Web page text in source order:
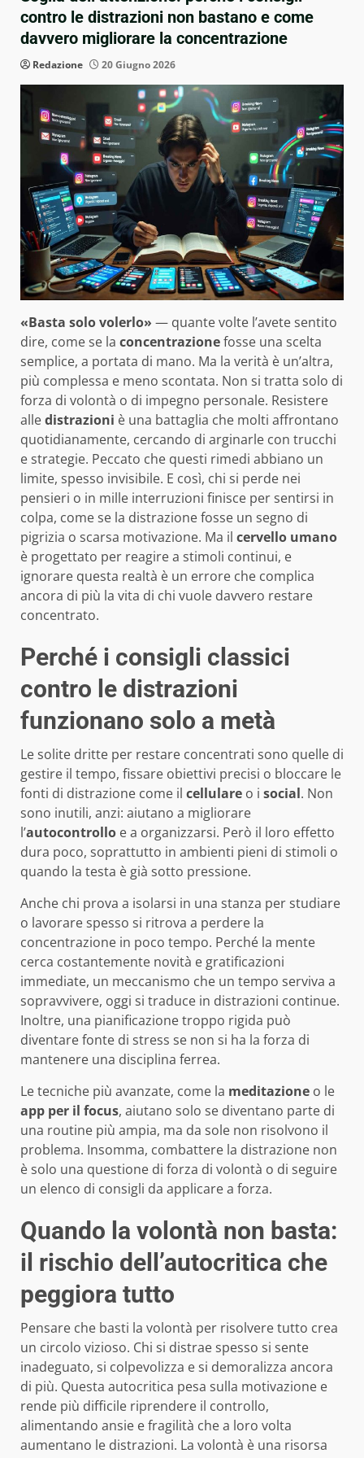
contro le distrazioni non bastano e come
davvero migliorare la concentrazione
Redazione 20 Giugno 2026
«Basta solo volerlo» — quante volte l’avete sentito
dire, come se la concentrazionefosse una scelta
semplice, a portata di mano. Ma la verità è un’altra,
più complessa e meno scontata. Non si tratta solo di
forza di volontà o di impegno personale. Resistere
alledistrazioni è una battaglia che molti affrontano
quotidianamente, cercando di arginarle con trucchi
e strategie. Peccato che questi rimedi abbiano un
limite, spesso invisibile. E così, chi si perde nei
pensieri o in mille interruzioni finisce per sentirsi in
colpa, come se la distrazione fosse un segno di
pigrizia o scarsa motivazione. Ma il cervello umano
è progettato per reagire a stimoli continui, e
ignorare questa realtà è un errore che complica
ancora di più la vita di chi vuole davvero restare
concentrato.
Perché i consigli classici
contro le distrazioni
funzionano solo a metà
Le solite dritte per restare concentrati sono quelle di
gestire il tempo, fissare obiettivi precisi o bloccare le
fonti di distrazione come il cellulare o i social. Non
sono inutili, anzi: aiutano a migliorare
l’autocontrollo e a organizzarsi. Però il loro effetto
dura poco, soprattutto in ambienti pieni di stimoli o
quando la testa è già sotto pressione.
Anche chi prova a isolarsi in una stanza per studiare
o lavorare spesso si ritrova a perdere la
concentrazione in poco tempo. Perché la mente
cerca costantemente novità e gratificazioni
immediate, un meccanismo che un tempo serviva a
sopravvivere, oggi si traduce in distrazioni continue.
Inoltre, una pianificazione troppo rigida può
diventare fonte di stress se non si ha la forza di
mantenere una disciplina ferrea.
Le tecniche più avanzate, come la meditazione o le
app per il focus, aiutano solo se diventano parte di
una routine più ampia, ma da sole non risolvono il
problema. Insomma, combattere la distrazione non
è solo una questione di forza di volontà o di seguire
un elenco di consigli da applicare a forza.
Quando la volontà non basta:
il rischio dell’autocritica che
peggiora tutto
Pensare che basti la volontà per risolvere tutto crea
un circolo vizioso. Chi si distrae spesso si sente
inadeguato, si colpevolizza e si demoralizza ancora
di più. Questa autocritica pesa sulla motivazione e
rende più difficile riprendere il controllo,
alimentando ansie e fragilità che a loro volta
aumentano le distrazioni. La volontà è una risorsa